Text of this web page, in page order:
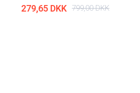
279,65 DKK 799,00 DKK